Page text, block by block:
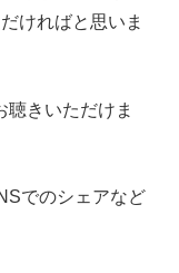
ければと思いま
聴きいただけま
でのシェアなど